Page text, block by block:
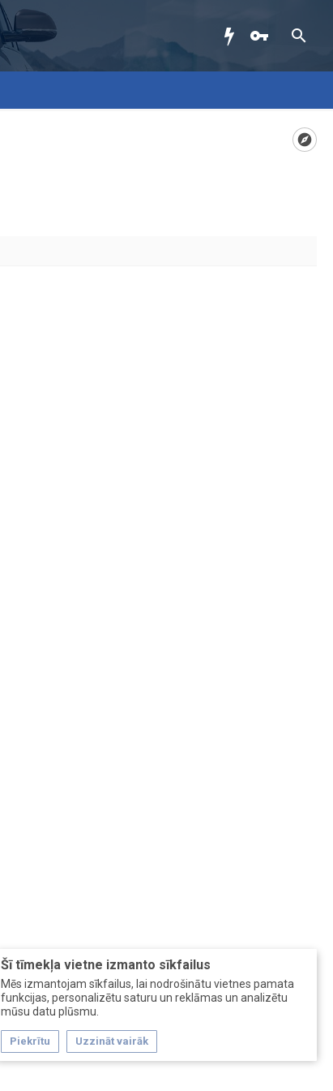
Šī tīmekļa vietne izmanto sīkfailus
Mēs izmantojam sīkfailus, lai nodrošinātu vietnes pamata
funkcijas, personalizētu saturu un reklāmas un analizētu
mūsu datu plūsmu.
Piekrītu Uzzināt vairāk